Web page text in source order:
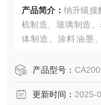
产品简介： 纳升级接
机制造、玻璃制造
体制造、涂料油墨
产品型号：
更新时间： 2025-